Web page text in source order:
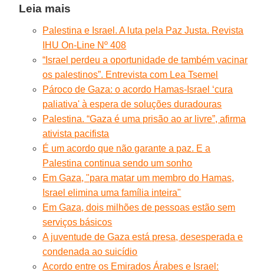
Leia mais
Palestina e Israel. A luta pela Paz Justa. Revista
IHU On-Line Nº 408
“Israel perdeu a oportunidade de também vacinar
os palestinos”. Entrevista com Lea Tsemel
Pároco de Gaza: o acordo Hamas-Israel ‘cura
paliativa' à espera de soluções duradouras
Palestina. “Gaza é uma prisão ao ar livre”, afirma
ativista pacifista
É um acordo que não garante a paz. E a
Palestina continua sendo um sonho
Em Gaza, "para matar um membro do Hamas,
Israel elimina uma família inteira"
Em Gaza, dois milhões de pessoas estão sem
serviços básicos
A juventude de Gaza está presa, desesperada e
condenada ao suicídio
Acordo entre os Emirados Árabes e Israel: